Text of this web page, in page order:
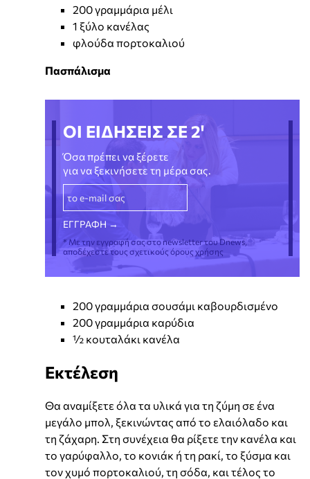
200 γραμμάρια μέλι
1 ξύλο κανέλας
φλούδα πορτοκαλιού
Πασπάλισμα
ΟΙ ΕΙΔΗΣΕΙΣ ΣΕ 2'
Όσα πρέπει να ξέρετε
για να ξεκινήσετε τη μέρα σας.
* Με την εγγραφή σας στο newsletter του Dnews,
αποδέχεστε τους σχετικούς όρους χρήσης
200 γραμμάρια σουσάμι καβουρδισμένο
200 γραμμάρια καρύδια
½ κουταλάκι κανέλα
Εκτέλεση
Θα αναμίξετε όλα τα υλικά για τη ζύμη σε ένα
μεγάλο μπολ, ξεκινώντας από το ελαιόλαδο και
τη ζάχαρη. Στη συνέχεια θα ρίξετε την κανέλα και
το γαρύφαλλο, το κονιάκ ή τη ρακί, το ξύσμα και
τον χυμό πορτοκαλιού, τη σόδα, και τέλος το